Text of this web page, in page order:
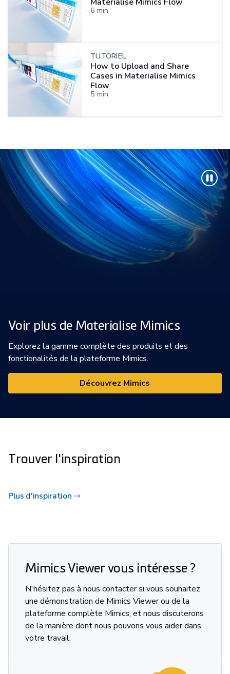
6 min
TUTORIEL
How to Upload and Share
Cases in Materialise Mimics
Flow
5 min
Voir plus de Materialise Mimics
Explorez la gamme complète des produits et des
fonctionalités de la plateforme Mimics.
Découvrez Mimics
Trouver l'inspiration
Plus d'inspiration
Mimics Viewer vous intéresse ?
N'hésitez pas à nous contacter si vous souhaitez
une démonstration de Mimics Viewer ou de la
plateforme complète Mimics, et nous discuterons
de la manière dont nous pouvons vous aider dans
votre travail.